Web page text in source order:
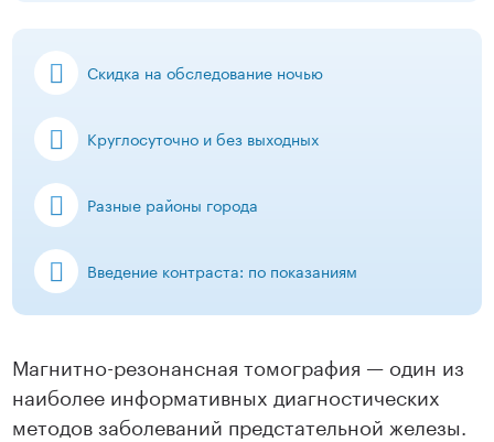
Скидка на обследование ночью
Круглосуточно и без выходных
Разные районы города
Введение контраста: по показаниям
Магнитно-резонансная томография — один из
наиболее информативных диагностических
методов заболеваний предстательной железы.